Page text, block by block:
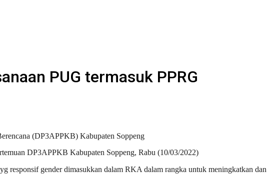
PUG termasuk PPRG
(DP3APPKB) Kabupaten Soppeng
DP3APPKB Kabupaten Soppeng, Rabu (10/03/2022)
gender dimasukkan dalam RKA dalam rangka untuk meningkatkan dan